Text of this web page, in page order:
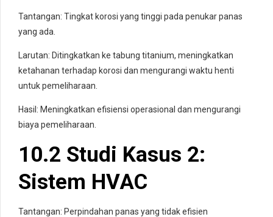
Tantangan: Tingkat korosi yang tinggi pada penukar panas
yang ada.
Larutan: Ditingkatkan ke tabung titanium, meningkatkan
ketahanan terhadap korosi dan mengurangi waktu henti
untuk pemeliharaan.
Hasil: Meningkatkan efisiensi operasional dan mengurangi
biaya pemeliharaan.
10.2 Studi Kasus 2:
Sistem HVAC
Tantangan: Perpindahan panas yang tidak efisien